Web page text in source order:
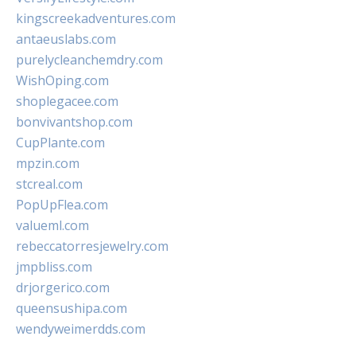
kingscreekadventures.com
antaeuslabs.com
purelycleanchemdry.com
WishOping.com
shoplegacee.com
bonvivantshop.com
CupPlante.com
mpzin.com
stcreal.com
PopUpFlea.com
valueml.com
rebeccatorresjewelry.com
jmpbliss.com
drjorgerico.com
queensushipa.com
wendyweimerdds.com